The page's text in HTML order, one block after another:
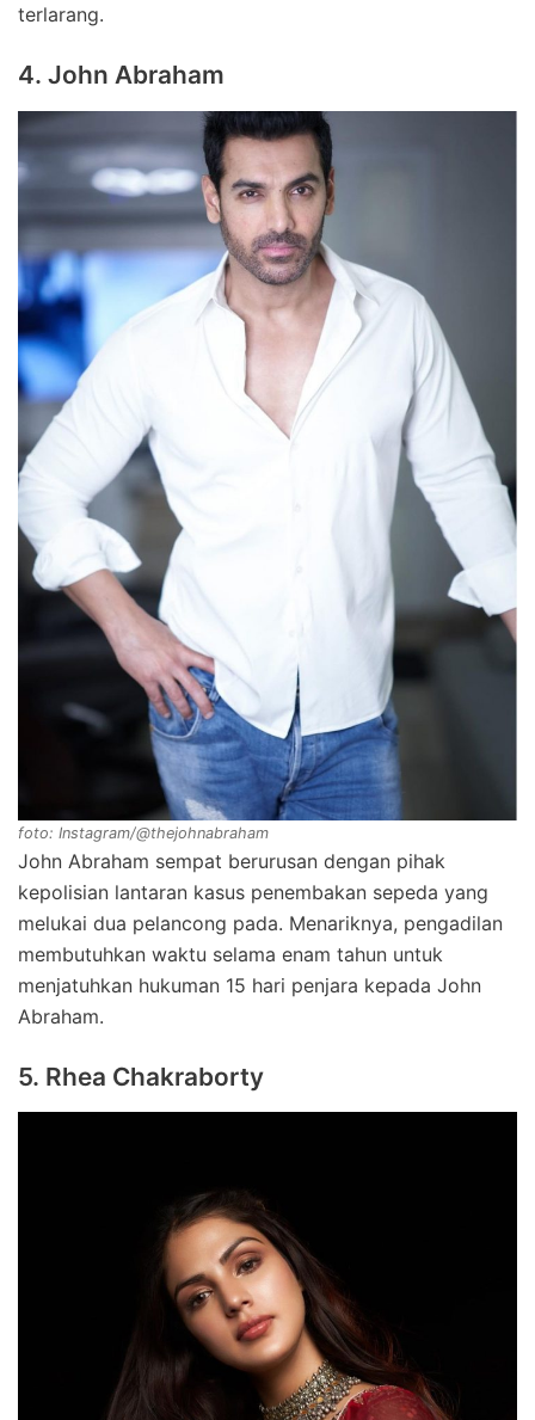
terlarang.
4. John Abraham
foto: Instagram/@thejohnabraham
John Abraham sempat berurusan dengan pihak
kepolisian lantaran kasus penembakan sepeda yang
melukai dua pelancong pada. Menariknya, pengadilan
membutuhkan waktu selama enam tahun untuk
menjatuhkan hukuman 15 hari penjara kepada John
Abraham.
5. Rhea Chakraborty